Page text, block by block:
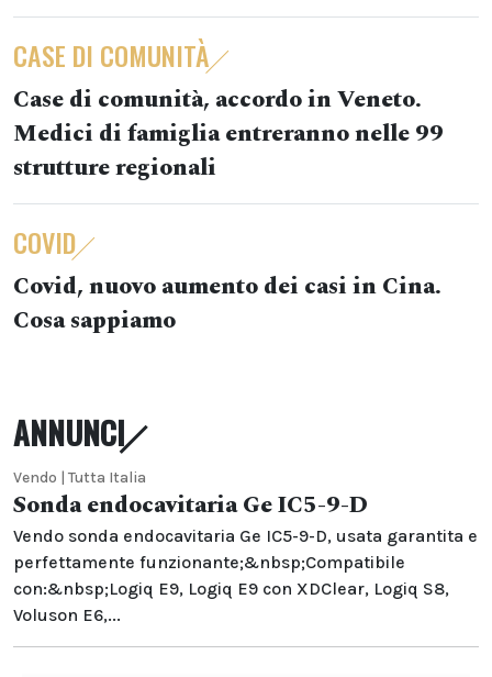
CASE DI COMUNITÀ
Case di comunità, accordo in Veneto.
Medici di famiglia entreranno nelle 99
strutture regionali
COVID
Covid, nuovo aumento dei casi in Cina.
Cosa sappiamo
ANNUNCI
Vendo | Tutta Italia
Sonda endocavitaria Ge IC5-9-D
Vendo sonda endocavitaria Ge IC5-9-D, usata garantita e
perfettamente funzionante;&nbsp;Compatibile
con:&nbsp;Logiq E9, Logiq E9 con XDClear, Logiq S8,
Voluson E6,...